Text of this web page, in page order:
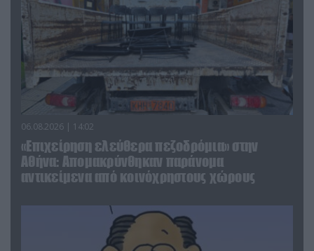
06.08.2026 | 14:02
«Επιχείρηση ελεύθερα πεζοδρόμια» στην
Αθήνα: Απομακρύνθηκαν παράνομα
αντικείμενα από κοινόχρηστους χώρους